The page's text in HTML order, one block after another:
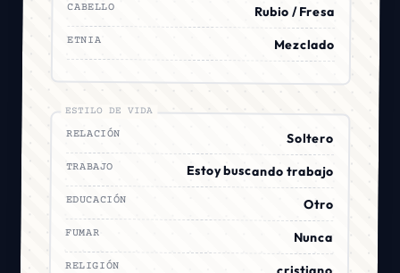
CABELLO Rubio / Fresa
ETNIA Mezclado
ESTILO DE VIDA
RELACIÓN Soltero
TRABAJO Estoy buscando trabajo
EDUCACIÓN Otro
FUMAR Nunca
RELIGIÓN